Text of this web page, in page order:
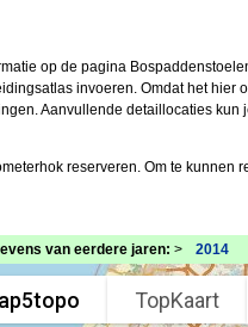
op de pagina
invoeren. Omdat het
Aanvullende detaillocaties
reserveren. Om te kunnen
van eerdere jaren: > 2014
TopKaart